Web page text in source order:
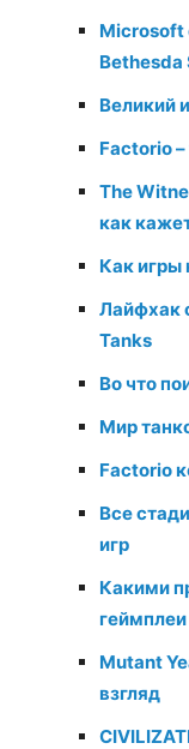
Microsoft
Bethesda
Великий
Factorio
The
как
Как игры
Лайфхак
Tanks
Во что
Мир
Factorio
Все
игр
Какими
геймплеи
Mutant
взгляд